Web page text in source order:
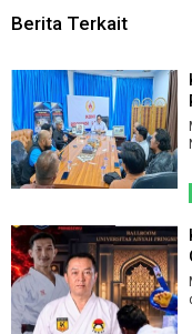
Berita Terkait